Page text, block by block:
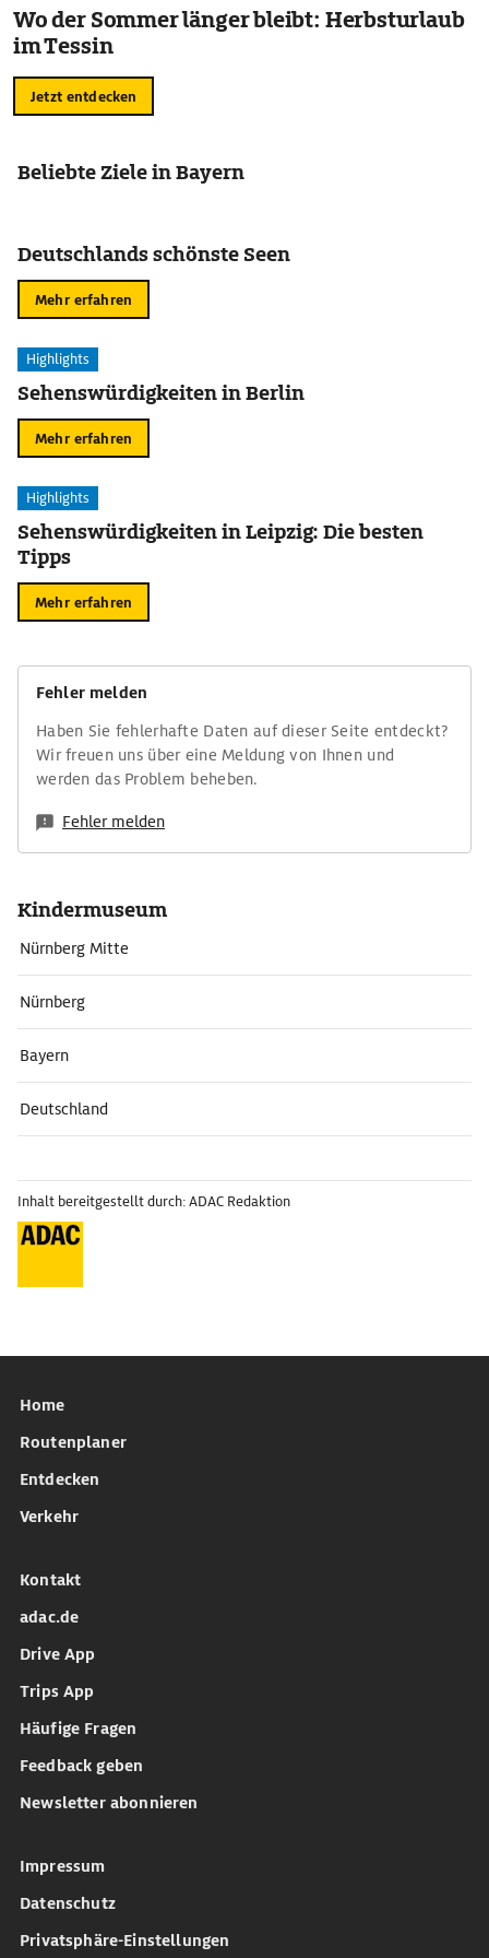
Wo der Sommer länger bleibt: Herbsturlaub
im Tessin
Jetzt entdecken
Beliebte Ziele in Bayern
Deutschlands schönste Seen
Mehr erfahren
Highlights
Sehenswürdigkeiten in Berlin
Mehr erfahren
Highlights
Sehenswürdigkeiten in Leipzig: Die besten
Tipps
Mehr erfahren
Fehler melden
Haben Sie fehlerhafte Daten auf dieser Seite entdeckt?
Wir freuen uns über eine Meldung von Ihnen und
werden das Problem beheben.
Fehler melden
Kindermuseum
Nürnberg Mitte
Nürnberg
Bayern
Deutschland
Inhalt bereitgestellt durch: ADAC Redaktion
Home
Routenplaner
Entdecken
Verkehr
Kontakt
adac.de
Drive App
Trips App
Häufige Fragen
Feedback geben
Newsletter abonnieren
Impressum
Datenschutz
Privatsphäre-Einstellungen